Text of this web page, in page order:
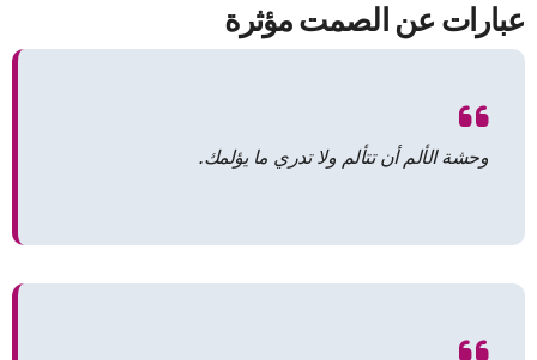
عبارات عن الصمت مؤثرة
وحشة الألم أن تتألم ولا تدري ما يؤلمك.